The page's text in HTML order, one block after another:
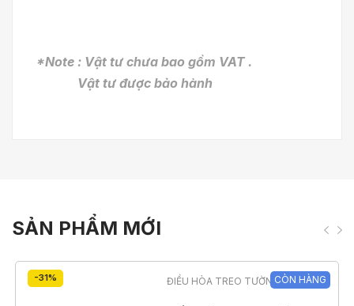
*Note : Vật tư chưa bao gồm VAT .
Vật tư được bảo hành
SẢN PHẨM MỚI
-31% ĐIỀU HÒA TREO TƯỜNGCÒN HÀNG